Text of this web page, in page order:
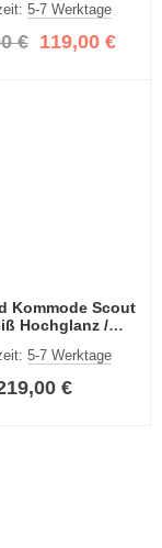
5-7 Werktage
€ 119,00 €
Kommode Scout
Hochglanz /
5-7 Werktage
€